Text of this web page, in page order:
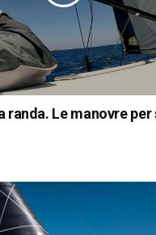
randa. Le manovre per